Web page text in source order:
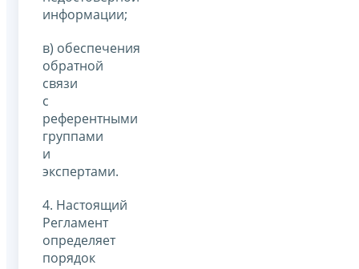
информации;
в) обеспечения
обратной
связи
с
референтными
группами
и
экспертами.
4. Настоящий
Регламент
определяет
порядок